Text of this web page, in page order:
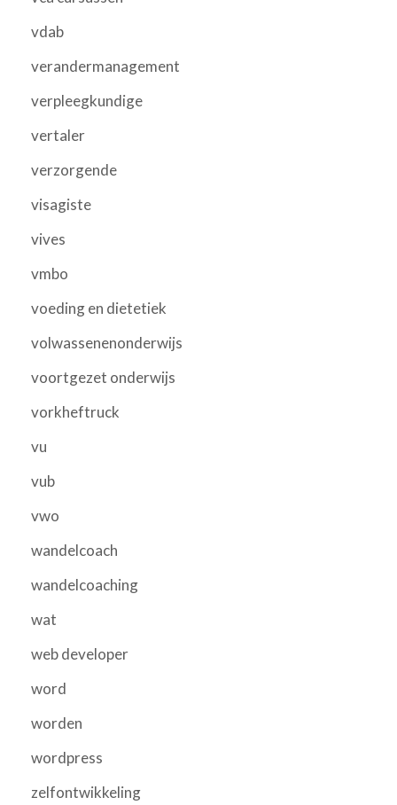
vdab
verandermanagement
verpleegkundige
vertaler
verzorgende
visagiste
vives
vmbo
voeding en dietetiek
volwassenenonderwijs
voortgezet onderwijs
vorkheftruck
vu
vub
vwo
wandelcoach
wandelcoaching
wat
web developer
word
worden
wordpress
zelfontwikkeling